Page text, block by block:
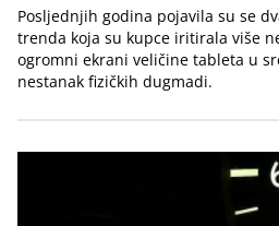
Posljednjih godina pojavila su se
trenda koja su kupce iritirala više
ogromni ekrani veličine tableta u
nestanak fizičkih dugmadi.